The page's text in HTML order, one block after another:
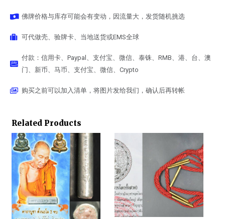
佛牌价格与库存可能会有变动，因流量大，发货随机挑选
可代做壳、验牌卡、当地送货或EMS全球
付款：信用卡、Paypal、支付宝、微信、泰铢、RMB、港、台、澳
门、新币、马币、支付宝、微信、Crypto
购买之前可以加入清单，将图片发给我们，确认后再转帐
Related Products